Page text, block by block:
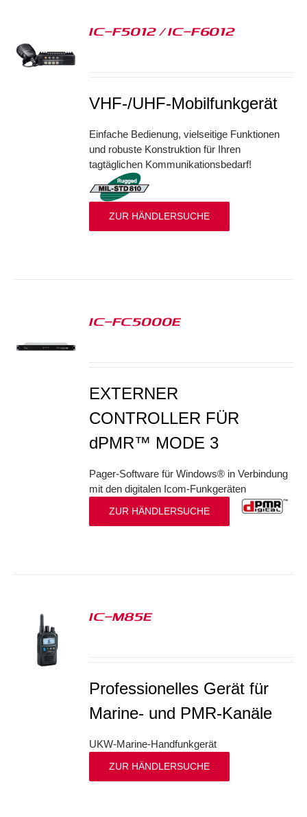
IC-F5012 / IC-F6012
VHF-/UHF-Mobilfunkgerät
Einfache Bedienung, vielseitige Funktionen
und robuste Konstruktion für Ihren
tagtäglichen Kommunikationsbedarf!
ZUR HÄNDLERSUCHE
IC-FC5000E
EXTERNER
CONTROLLER FÜR
dPMR™ MODE 3
Pager-Software für Windows® in Verbindung
mit den digitalen Icom-Funkgeräten
ZUR HÄNDLERSUCHE
IC-M85E
Professionelles Gerät für
Marine- und PMR-Kanäle
UKW-Marine-Handfunkgerät
ZUR HÄNDLERSUCHE